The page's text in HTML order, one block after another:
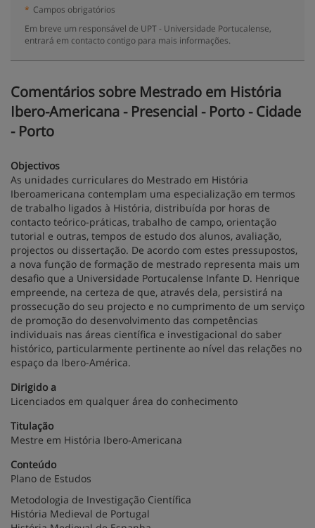
* Campos obrigatórios
Em breve um responsável de UPT - Universidade Portucalense,
entrará em contacto contigo para mais informações.
Comentários sobre Mestrado em História
Ibero-Americana - Presencial - Porto - Cidade
- Porto
Objectivos
As unidades curriculares do Mestrado em História
Iberoamericana contemplam uma especialização em termos
de trabalho ligados à História, distribuída por horas de
contacto teórico-práticas, trabalho de campo, orientação
tutorial e outras, tempos de estudo dos alunos, avaliação,
projectos ou dissertação. De acordo com estes pressupostos,
a nova função de formação de mestrado representa mais um
desafio que a Universidade Portucalense Infante D. Henrique
empreende, na certeza de que, através dela, persistirá na
prossecução do seu projecto e no cumprimento de um serviço
de promoção do desenvolvimento das competências
individuais nas áreas científica e investigacional do saber
histórico, particularmente pertinente ao nível das relações no
espaço da Ibero-América.
Dirigido a
Licenciados em qualquer área do conhecimento
Titulação
Mestre em História Ibero-Americana
Conteúdo
Plano de Estudos
Metodologia de Investigação Científica
História Medieval de Portugal